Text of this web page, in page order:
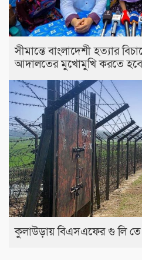
সীমান্তে বাংলাদেশী হত্যার
আদালতের মুখোমুখি করতে হবে
কুলাউড়ায় বিএসএফের গু লি তে